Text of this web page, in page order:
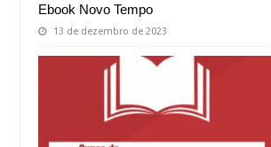
Ebook Novo Tempo
13 de dezembro de 2023